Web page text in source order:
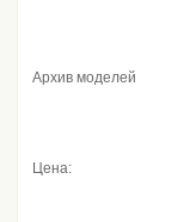
Архив моделей
Цена: